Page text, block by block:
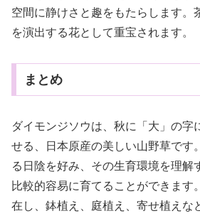
空間に静けさと趣をもたらします。
を演出する花として重宝されます。
まとめ
ダイモンジソウは、秋に「大」の字
せる、日本原産の美しい山野草です
る日陰を好み、その生育環境を理解
比較的容易に育てることができます
在し、鉢植え、庭植え、寄せ植えな